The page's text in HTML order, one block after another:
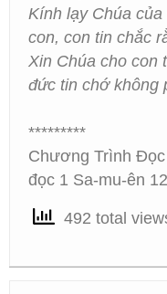
Kính lạy Chúa
con, con tin chắc
Xin Chúa cho con
đức tin chớ không
*********
Chương Trình
đọc 1 Sa-mu-ên
492 total